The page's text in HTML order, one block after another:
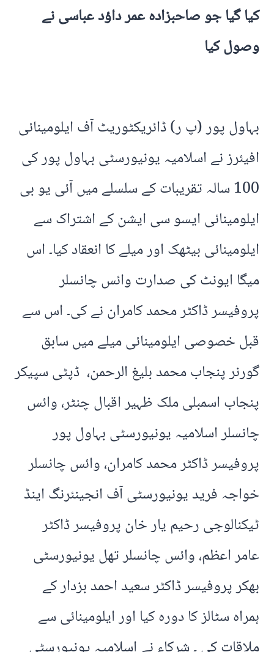
کیا گیا جو صاحبزادہ عمر داؤد عباسی نے
وصول کیا
بہاول پور (پ ر) ڈائریکٹوریٹ آف ایلومینائی
افیئرز نے اسلامیہ یونیورسٹی بہاول پور کی
100 سالہ تقریبات کے سلسلے میں آئی یو بی
ایلومینائی ایسو سی ایشن کے اشتراک سے
ایلومینائی بیٹھک اور میلے کا انعقاد کیا۔ اس
میگا ایونٹ کی صدارت وائس چانسلر
پروفیسر ڈاکٹر محمد کامران نے کی۔ اس سے
قبل خصوصی ایلومینائی میلے میں سابق
گورنر پنجاب محمد بلیغ الرحمن، ڈپٹی سپیکر
پنجاب اسمبلی ملک ظہیر اقبال چنٹر، وائس
چانسلر اسلامیہ یونیورسٹی بہاول پور
پروفیسر ڈاکٹر محمد کامران، وائس چانسلر
خواجہ فرید یونیورسٹی آف انجینئرنگ اینڈ
ٹیکنالوجی رحیم یار خان پروفیسر ڈاکٹر
عامر اعظم، وائس چانسلر تھل یونیورسٹی
بھکر پروفیسر ڈاکٹر سعید احمد بزدار کے
ہمراہ سٹالز کا دورہ کیا اور ایلومینائی سے